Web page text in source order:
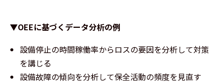
▼OEEに基づくデータ分析の例
設備停止の時間稼働率からロスの要因を分析して対策
を講じる
設備故障の傾向を分析して保全活動の頻度を見直す